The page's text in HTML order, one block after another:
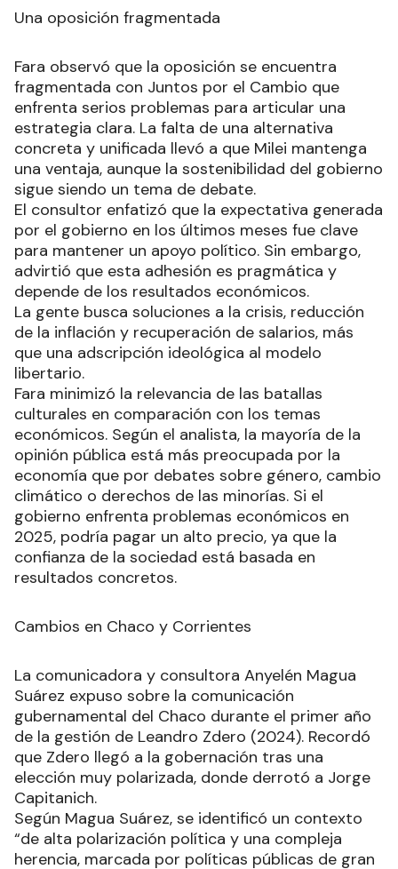
Una oposición fragmentada
Fara observó que la oposición se encuentra
fragmentada con Juntos por el Cambio que
enfrenta serios problemas para articular una
estrategia clara. La falta de una alternativa
concreta y unificada llevó a que Milei mantenga
una ventaja, aunque la sostenibilidad del gobierno
sigue siendo un tema de debate.
El consultor enfatizó que la expectativa generada
por el gobierno en los últimos meses fue clave
para mantener un apoyo político. Sin embargo,
advirtió que esta adhesión es pragmática y
depende de los resultados económicos.
La gente busca soluciones a la crisis, reducción
de la inflación y recuperación de salarios, más
que una adscripción ideológica al modelo
libertario.
Fara minimizó la relevancia de las batallas
culturales en comparación con los temas
económicos. Según el analista, la mayoría de la
opinión pública está más preocupada por la
economía que por debates sobre género, cambio
climático o derechos de las minorías. Si el
gobierno enfrenta problemas económicos en
2025, podría pagar un alto precio, ya que la
confianza de la sociedad está basada en
resultados concretos.
Cambios en Chaco y Corrientes
La comunicadora y consultora Anyelén Magua
Suárez expuso sobre la comunicación
gubernamental del Chaco durante el primer año
de la gestión de Leandro Zdero (2024). Recordó
que Zdero llegó a la gobernación tras una
elección muy polarizada, donde derrotó a Jorge
Capitanich.
Según Magua Suárez, se identificó un contexto
“de alta polarización política y una compleja
herencia, marcada por políticas públicas de gran